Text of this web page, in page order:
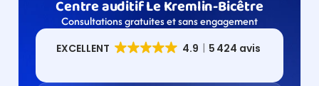
Centre auditif Le Kremlin-Bicêtre
Consultations gratuites et sans engagement